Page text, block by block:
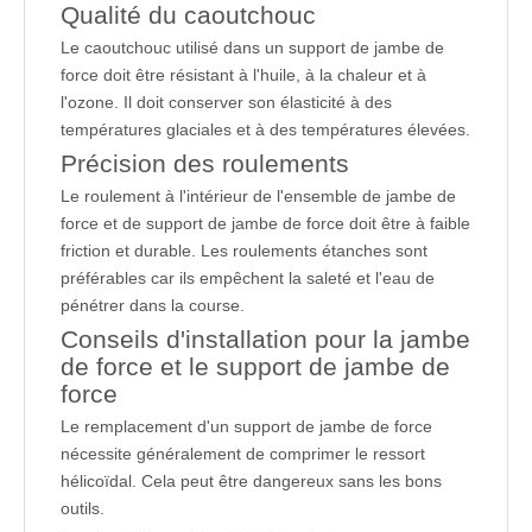
Qualité du caoutchouc
Le caoutchouc utilisé dans un support de jambe de
force doit être résistant à l'huile, à la chaleur et à
l'ozone. Il doit conserver son élasticité à des
températures glaciales et à des températures élevées.
Précision des roulements
Le roulement à l'intérieur de l'ensemble de jambe de
force et de support de jambe de force doit être à faible
friction et durable. Les roulements étanches sont
préférables car ils empêchent la saleté et l'eau de
pénétrer dans la course.
Conseils d'installation pour la jambe
de force et le support de jambe de
force
Le remplacement d'un support de jambe de force
nécessite généralement de comprimer le ressort
hélicoïdal. Cela peut être dangereux sans les bons
outils.